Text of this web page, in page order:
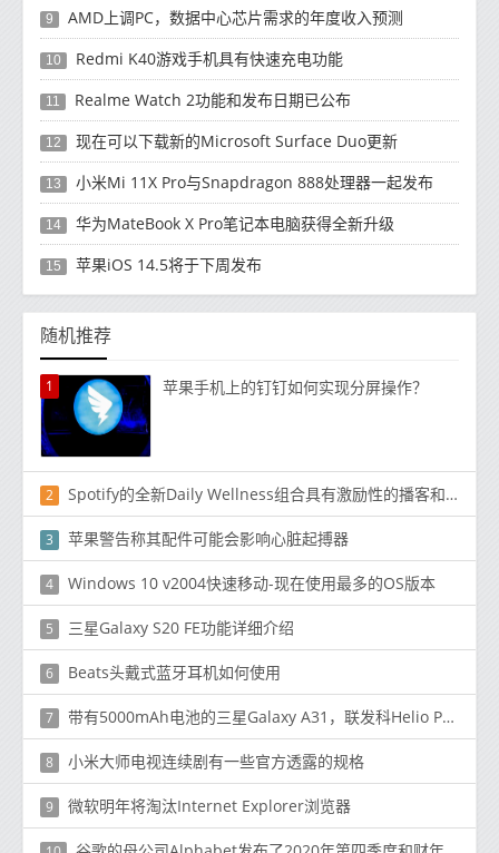
9 AMD上调PC，数据中心芯片需求的年度收入预测
10 Redmi K40游戏手机具有快速充电功能
11 Realme Watch 2功能和发布日期已公布
12 现在可以下载新的Microsoft Surface Duo更新
13 小米Mi 11X Pro与Snapdragon 888处理器一起发布
14 华为MateBook X Pro笔记本电脑获得全新升级
15 苹果iOS 14.5将于下周发布
随机推荐
1 苹果手机上的钉钉如何实现分屏操作？
2 Spotify的全新Daily Wellness组合具有激励性的播客和音乐
3 苹果警告称其配件可能会影响心脏起搏器
4 Windows 10 v2004快速移动-现在使用最多的OS版本
5 三星Galaxy S20 FE功能详细介绍
6 Beats头戴式蓝牙耳机如何使用
7 带有5000mAh电池的三星Galaxy A31，联发科Helio P65 SoC在印度推出：价格，功能
8 小米大师电视连续剧有一些官方透露的规格
9 微软明年将淘汰Internet Explorer浏览器